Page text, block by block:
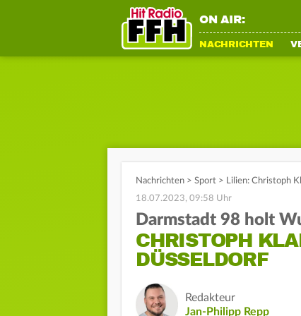
ON AIR:
NACHRICHTEN
Nachrichten > Sport > Lilien: Christoph
18.07.2023, 09:58 Uhr
Darmstadt 98 holt
CHRISTOPH
DÜSSELDORF
Redakteur
Jan-Philipp Repp